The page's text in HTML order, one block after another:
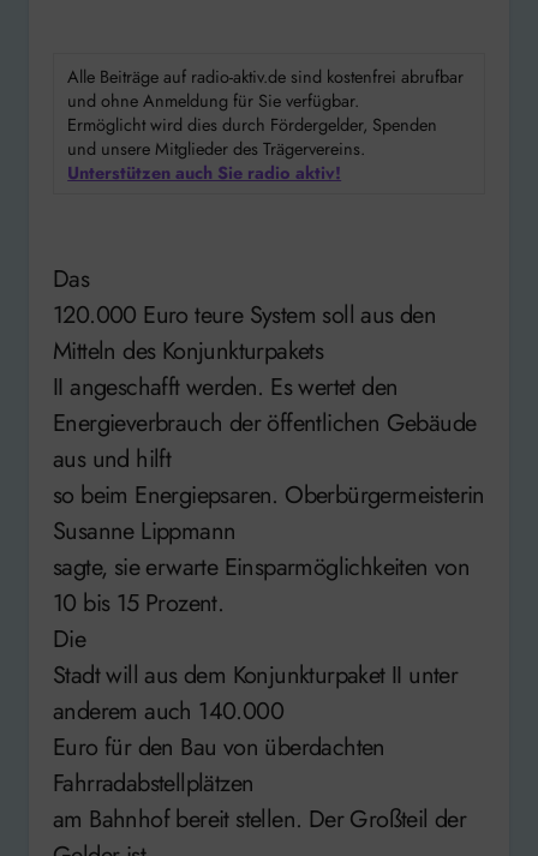
Alle Beiträge auf radio-aktiv.de sind kostenfrei abrufbar
und ohne Anmeldung für Sie verfügbar.
Ermöglicht wird dies durch Fördergelder, Spenden
und unsere Mitglieder des Trägervereins.
Unterstützen auch Sie radio aktiv!
Das
120.000 Euro teure System soll aus den
Mitteln des Konjunkturpakets
II angeschafft werden. Es wertet den
Energieverbrauch der öffentlichen Gebäude
aus und hilft
so beim Energiepsaren. Oberbürgermeisterin
Susanne Lippmann
sagte, sie erwarte Einsparmöglichkeiten von
10 bis 15 Prozent.
Die
Stadt will aus dem Konjunkturpaket II unter
anderem auch 140.000
Euro für den Bau von überdachten
Fahrradabstellplätzen
am Bahnhof bereit stellen. Der Großteil der